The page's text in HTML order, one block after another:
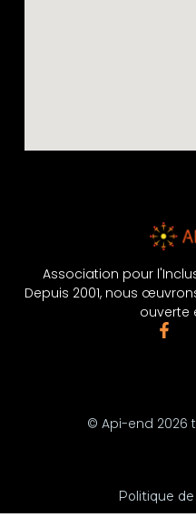
Association pour
Depuis 2001, nous
ouverte
© Api-end 2026
Politique